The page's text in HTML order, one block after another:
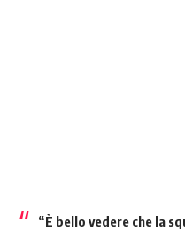
“È bello vedere che la